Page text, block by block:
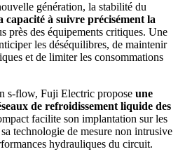
génération, la stabilité du
capacité à suivre précisément la
près des équipements critiques. Une
les déséquilibres, de maintenir
et de limiter les consommations
s-flow, Fuji Electric propose une
de refroidissement liquide des
facilite son implantation sur les
technologie de mesure non intrusive
hydrauliques du circuit.